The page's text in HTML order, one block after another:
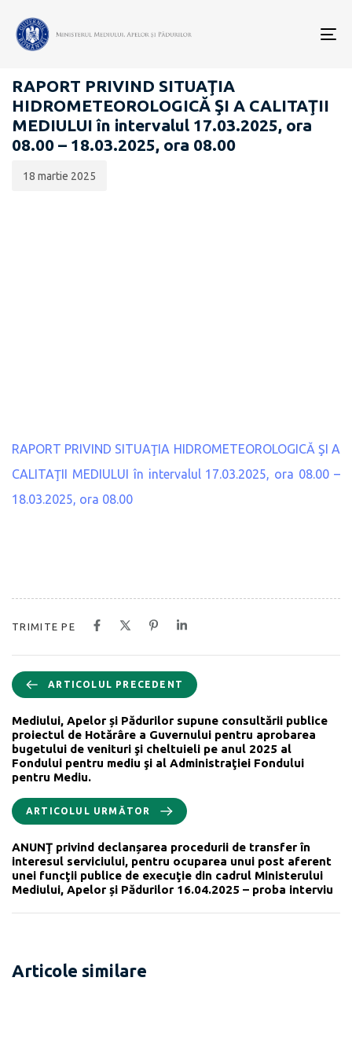
RAPOARTE ZILNICE STAREA MEDIULUI
RAPORT PRIVIND SITUAŢIA
HIDROMETEOROLOGICĂ ŞI A CALITAŢII
MEDIULUI în intervalul 17.03.2025, ora
08.00 – 18.03.2025, ora 08.00
publicării:
18 martie 2025
RAPORT PRIVIND SITUAŢIA HIDROMETEOROLOGICĂ ŞI A
CALITAŢII MEDIULUI în intervalul 17.03.2025, ora 08.00 –
18.03.2025, ora 08.00
TRIMITE PE
ARTICOLUL PRECEDENT
Mediului, Apelor și Pădurilor supune consultării publice
proiectul de Hotărâre a Guvernului pentru aprobarea
bugetului de venituri şi cheltuieli pe anul 2025 al
Fondului pentru mediu şi al Administraţiei Fondului
pentru Mediu.
ARTICOLUL URMĂTOR
ANUNŢ privind declanșarea procedurii de transfer în
interesul serviciului, pentru ocuparea unui post aferent
unei funcţii publice de execuţie din cadrul Ministerului
Mediului, Apelor și Pădurilor 16.04.2025 – proba interviu
Articole similare